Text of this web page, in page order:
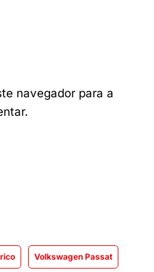
navegador para a
Volkswagen Passat